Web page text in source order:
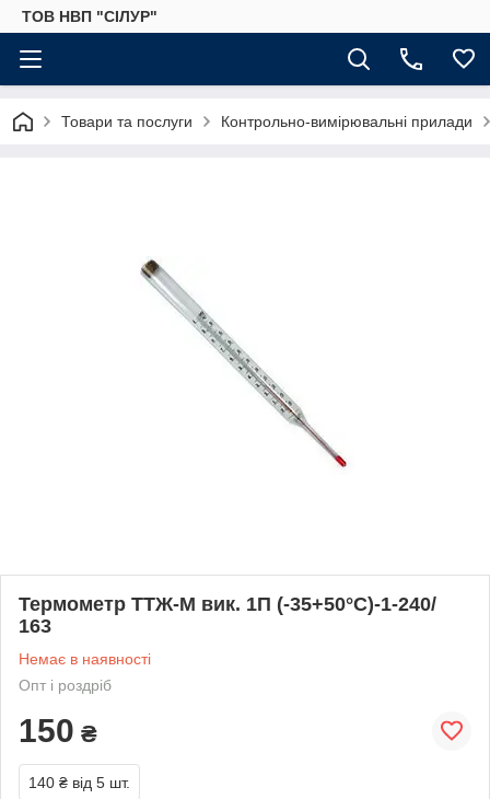
ТОВ НВП "СІЛУР"
Товари та послуги Контрольно-вимірювальні прилади
Термометр ТТЖ-М вик. 1П (-35+50°С)-1-240/
163
Немає в наявності
Опт і роздріб
150 ₴
140 ₴ від 5 шт.